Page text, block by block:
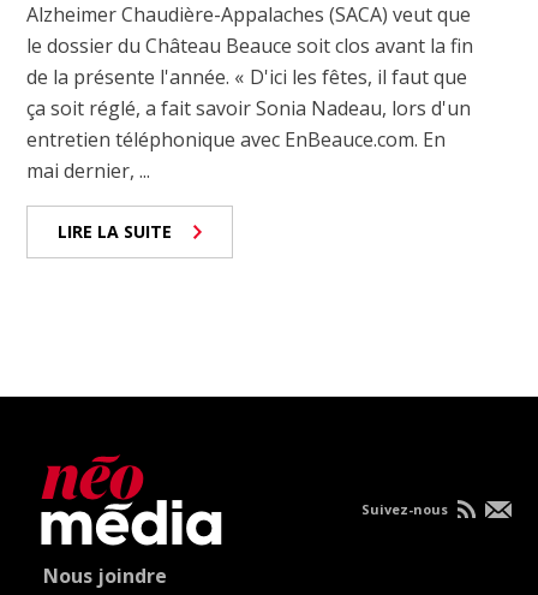
Alzheimer Chaudière-Appalaches (SACA) veut que
le dossier du Château Beauce soit clos avant la fin
de la présente l'année. « D'ici les fêtes, il faut que
ça soit réglé, a fait savoir Sonia Nadeau, lors d'un
entretien téléphonique avec EnBeauce.com. En
mai dernier, ...
LIRE LA SUITE
Nous joindre
Suivez-nous